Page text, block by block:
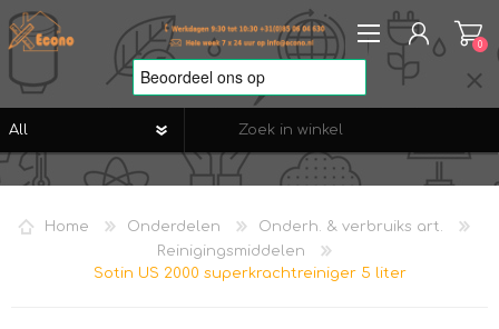
REGISTREREN
VERLANGLIJST
0
Home Onderdelen
Onderh. & verbruiks art.
Reinigingsmiddelen
Sotin US 2000 superkrachtreiniger 5 liter